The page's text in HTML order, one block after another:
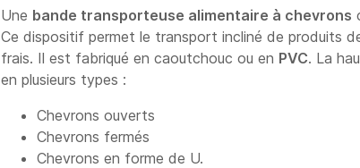
Une bande transporteuse alimentaire à chevrons
Ce dispositif permet le transport incliné de produits
frais. Il est fabriqué en caoutchouc ou en PVC. La
en plusieurs types :
Chevrons ouverts
Chevrons fermés
Chevrons en forme de U.